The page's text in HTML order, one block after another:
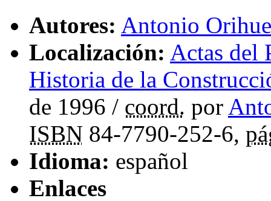
Autores: Antonio
Localización: Actas del
Historia de la
de 1996 / coord. por
ISBN 84-7790-252-6,
Idioma: español
Enlaces